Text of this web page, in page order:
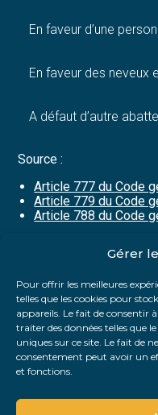
Gérer
Pour offrir les meilleures
telles que les cookies pour
appareils. Le fait de consentir
traiter des données telles que
uniques sur ce site. Le fait de
consentement peut avoir un
et fonctions.
En faveur d’une
En faveur des neveux
A défaut d’autre
Source :
Article 777 du Code
Article 779 du Code
Article 788 du Code
FaceBook
Twitter